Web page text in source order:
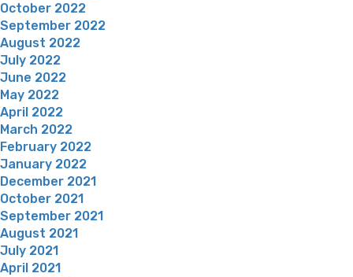
October 2022
September 2022
August 2022
July 2022
June 2022
May 2022
April 2022
March 2022
February 2022
January 2022
December 2021
October 2021
September 2021
August 2021
July 2021
April 2021